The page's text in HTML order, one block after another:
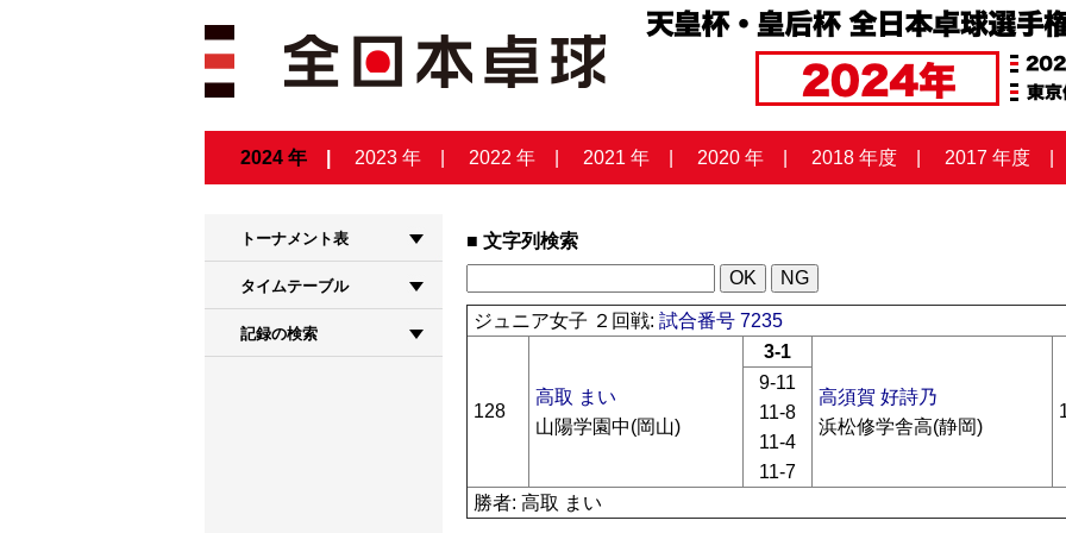
2024 年 2023 年 2022 年 2021 年 2020 年 2018 年度 2017 年度
トーナメント表
タイムテーブル
記録の検索
文字列検索
ジュニア女子 ２回戦:試合番号 7235
128
高取 まい
山陽学園中(岡山)
3-1
高須賀 好詩乃
浜松修学舎高(静岡)
9-11
11-8
11-4
11-7
勝者: 高取 まい